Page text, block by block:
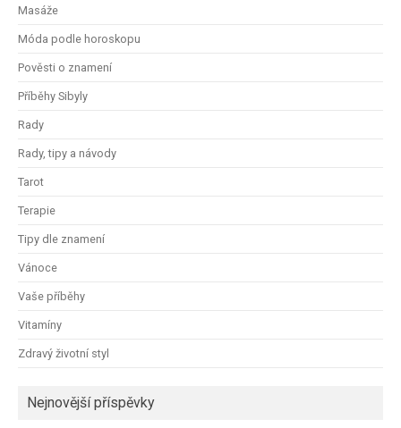
Masáže
Móda podle horoskopu
Pověsti o znamení
Příběhy Sibyly
Rady
Rady, tipy a návody
Tarot
Terapie
Tipy dle znamení
Vánoce
Vaše příběhy
Vitamíny
Zdravý životní styl
Nejnovější příspěvky